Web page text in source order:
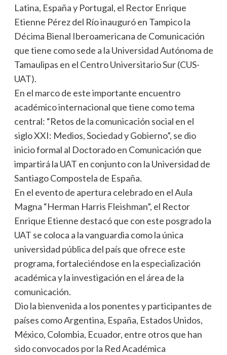
Latina, España y Portugal, el Rector Enrique
Etienne Pérez del Río inauguró en Tampico la
Décima Bienal Iberoamericana de Comunicación
que tiene como sede a la Universidad Autónoma de
Tamaulipas en el Centro Universitario Sur (CUS-
UAT).
En el marco de este importante encuentro
académico internacional que tiene como tema
central: “Retos de la comunicación social en el
siglo XXI: Medios, Sociedad y Gobierno”, se dio
inicio formal al Doctorado en Comunicación que
impartirá la UAT en conjunto con la Universidad de
Santiago Compostela de España.
En el evento de apertura celebrado en el Aula
Magna “Herman Harris Fleishman”, el Rector
Enrique Etienne destacó que con este posgrado la
UAT se coloca a la vanguardia como la única
universidad pública del país que ofrece este
programa, fortaleciéndose en la especialización
académica y la investigación en el área de la
comunicación.
Dio la bienvenida a los ponentes y participantes de
países como Argentina, España, Estados Unidos,
México, Colombia, Ecuador, entre otros que han
sido convocados por la Red Académica